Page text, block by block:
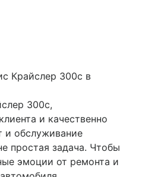
Крайслер 300с в
300с,
и качественно
и обслуживание
простая задача. Чтобы
эмоции от ремонта и